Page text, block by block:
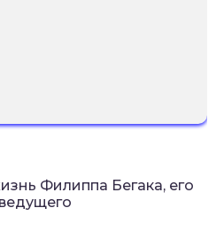
Филиппа Бегака, его